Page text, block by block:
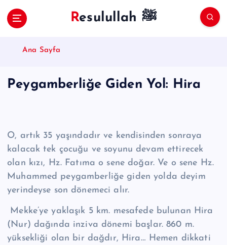
Resulullah ﷺ
Ana Sayfa
Peygamberliğe Giden Yol: Hira
O, artık 35 yaşındadır ve kendisinden sonraya
kalacak tek çocuğu ve soyunu devam ettirecek
olan kızı, Hz. Fatıma o sene doğar. Ve o sene Hz.
Muhammed peygamberliğe giden yolda deyim
yerindeyse son dönemeci alır.
Mekke’ye yaklaşık 5 km. mesafede bulunan Hira
(Nur) dağında inziva dönemi başlar. 860 m.
yüksekliği olan bir dağdır, Hira… Hemen dikkati